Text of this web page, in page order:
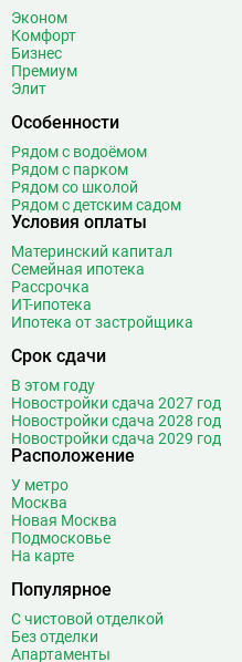
Эконом
Комфорт
Бизнес
Премиум
Элит
Особенности
Рядом с водоёмом
Рядом с парком
Рядом со школой
Рядом с детским садом
Условия оплаты
Материнский капитал
Семейная ипотека
Рассрочка
ИТ-ипотека
Ипотека от застройщика
Срок сдачи
В этом году
Новостройки сдача 2027 год
Новостройки сдача 2028 год
Новостройки сдача 2029 год
Расположение
У метро
Москва
Новая Москва
Подмосковье
На карте
Популярное
С чистовой отделкой
Без отделки
Апартаменты